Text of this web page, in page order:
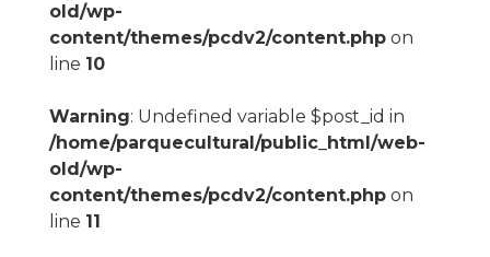
old/wp-
content/themes/pcdv2/content.phpon
line 10
Warning: Undefined variable $post_id in
/home/parquecultural/public_html/web-
old/wp-
content/themes/pcdv2/content.phpon
line 11